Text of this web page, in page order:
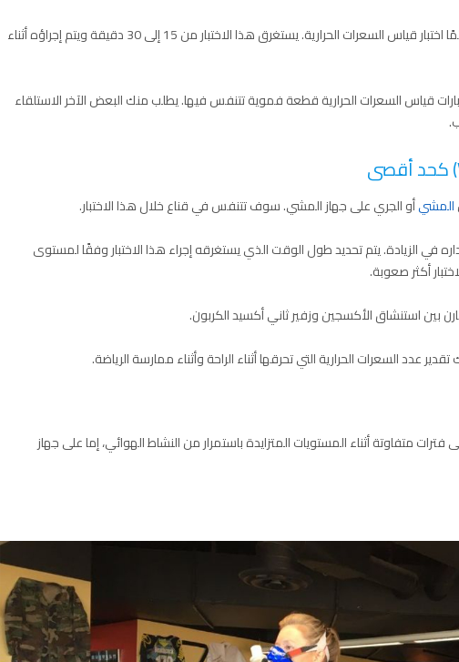
عادةً ما يتم إجراء الاختبار في عدة أجزاء ويتضمن دائمًا اختبار قياس السعرات الحرارية. يستغرق هذا الاختبار من 15 إلى 30 دقيقة ويتم إجراؤه أثناء
قياس السعرات الحرارية قطعة فموية تتنفس فيها. يطلب منك البعض الآخر الاستلقاء
المشيأو الجري على جهاز المشي. سوف تتنفس في قناع خلال هذا الاختبار.
في الزيادة. يتم تحديد طول الوقت الذي يستغرقه إجراء هذا الاختبار وفقًا لمستوى
أكثر صعوبة.
بين استنشاق الأكسجين وزفير ثاني أكسيد الكربون.
عدد السعرات الحرارية التي تحرقها أثناء الراحة وأثناء ممارسة الرياضة.
متفاوتة أثناء المستويات المتزايدة باستمرار من النشاط الهوائي، إما على جهاز